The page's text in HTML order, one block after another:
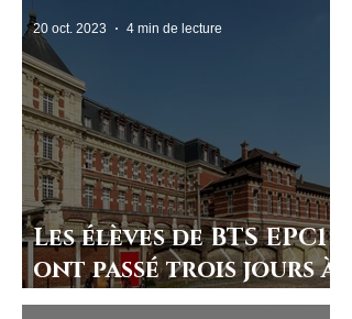
Les élèves de BTS EPC1
ont passé trois jours à
l’ENSAM de Lille
20 oct. 2023 4 min de lecture